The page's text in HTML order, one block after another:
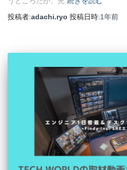
投稿者:adachi.ryo 投稿日時:1年前